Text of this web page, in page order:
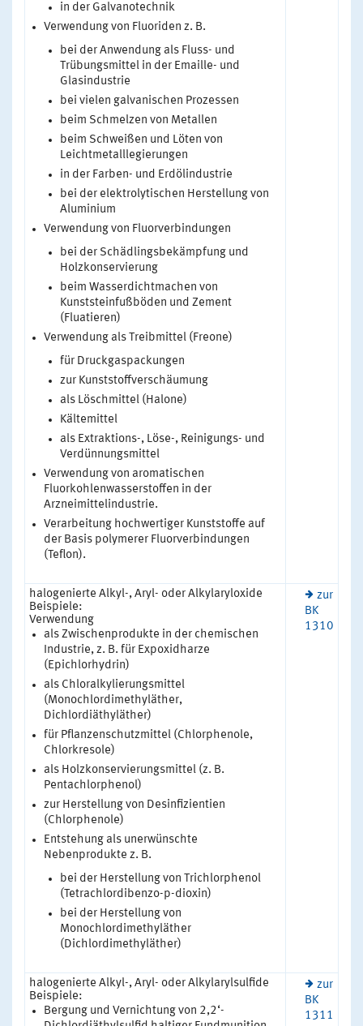
in der Galvanotechnik
Verwendung von Fluoriden z. B.
bei der Anwendung als Fluss- und
Trübungsmittel in der Emaille- und
Glasindustrie
bei vielen galvanischen Prozessen
beim Schmelzen von Metallen
beim Schweißen und Löten von
Leichtmetalllegierungen
in der Farben- und Erdölindustrie
bei der elektrolytischen Herstellung von
Aluminium
Verwendung von Fluorverbindungen
bei der Schädlingsbekämpfung und
Holzkonservierung
beim Wasserdichtmachen von
Kunststeinfußböden und Zement
(Fluatieren)
Verwendung als Treibmittel (Freone)
für Druckgaspackungen
zur Kunststoffverschäumung
als Löschmittel (Halone)
Kältemittel
als Extraktions-, Löse-, Reinigungs- und
Verdünnungsmittel
Verwendung von aromatischen
Fluorkohlenwasserstoffen in der
Arzneimittelindustrie.
Verarbeitung hochwertiger Kunststoffe auf
der Basis polymerer Fluorverbindungen
(Teflon).
halogenierte Alkyl-, Aryl- oder Alkylaryloxide
Beispiele:
Verwendung
als Zwischenprodukte in der chemischen
Industrie, z. B. für Expoxidharze
(Epichlorhydrin)
als Chloralkylierungsmittel
(Monochlordimethyläther,
Dichlordiäthyläther)
für Pflanzenschutzmittel (Chlorphenole,
Chlorkresole)
als Holzkonservierungsmittel (z. B.
Pentachlorphenol)
zur Herstellung von Desinfizientien
(Chlorphenole)
Entstehung als unerwünschte
Nebenprodukte z. B.
bei der Herstellung von Trichlorphenol
(Tetrachlordibenzo-p-dioxin)
bei der Herstellung von
Monochlordimethyläther
(Dichlordimethyläther)
zur
BK
1310
halogenierte Alkyl-, Aryl- oder Alkylarylsulfide
Beispiele:
Bergung und Vernichtung von 2,2‘-
zur
BK
1311